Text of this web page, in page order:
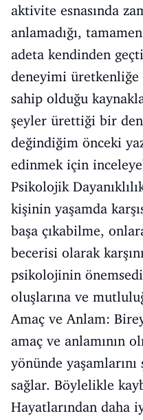
aktivite esnasında
anlamadığı,
adeta kendinden
deneyimi üretkenliğe
sahip olduğu
şeyler ürettiği bir
değindiğim önceki
edinmek için
Psikolojik
kişinin yaşamda
başa çıkabilme,
becerisi olarak
psikolojinin
oluşlarına ve
Amaç ve Anlam:
amaç ve anlamının
yönünde
sağlar. Böylelikle
Hayatlarından daha